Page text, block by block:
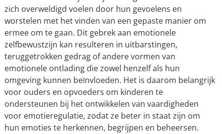
zich overweldigd voelen door hun gevoelens en
worstelen met het vinden van een gepaste manier om
ermee om te gaan. Dit gebrek aan emotionele
zelfbewustzijn kan resulteren in uitbarstingen,
teruggetrokken gedrag of andere vormen van
emotionele ontlading die zowel henzelf als hun
omgeving kunnen beïnvloeden. Het is daarom belangrijk
voor ouders en opvoeders om kinderen te
ondersteunen bij het ontwikkelen van vaardigheden
voor emotieregulatie, zodat ze beter in staat zijn om
hun emoties te herkennen, begrijpen en beheersen.